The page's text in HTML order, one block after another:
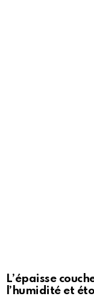
L’épaisse
l’humidité et